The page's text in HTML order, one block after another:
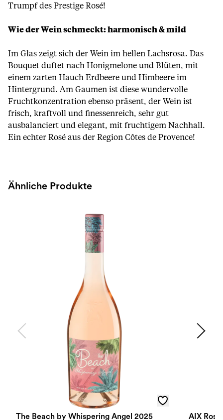
Trumpf des Prestige Rosé!
Wie der Wein schmeckt: harmonisch & mild
Im Glas zeigt sich der Wein im hellen Lachsrosa. Das
Bouquet duftet nach Honigmelone und Blüten, mit
einem zarten Hauch Erdbeere und Himbeere im
Hintergrund. Am Gaumen ist diese wundervolle
Fruchtkonzentration ebenso präsent, der Wein ist
frisch, kraftvoll und finessenreich, sehr gut
ausbalanciert und elegant, mit fruchtigem Nachhall.
Ein echter Rosé aus der Region Côtes de Provence!
Ähnliche Produkte
The Beach by Whispering Angel 2025 AIX